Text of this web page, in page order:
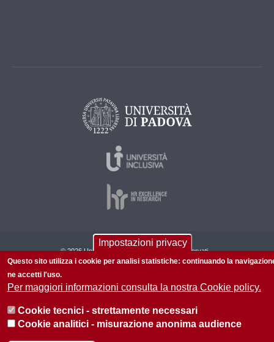
© 2026 Università di Padova - Tutti i diritti riservati
P.I. 00742430283 C.F. 80006480281
Informazioni sul sito Privacy policy
Impostazioni privacy
Questo sito utilizza i cookie per analisi statistiche: continuando la
ne accetti l'uso.
Per maggiori informazioni consulta la nostra Cookie policy.
Cookie tecnici - strettamente necessari
Cookie analitici - misurazione anonima audience